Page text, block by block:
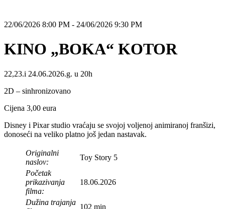
22/06/2026 8:00 PM - 24/06/2026 9:30 PM
KINO „BOKA“ KOTOR
22,23.i 24.06.2026.g. u 20h
2D – sinhronizovano
Cijena 3,00 eura
Disney i Pixar studio vraćaju se svojoj voljenoj animiranoj franšizi,
donoseći na veliko platno još jedan nastavak.
Originalni
naslov:
Toy Story 5
Početak
prikazivanja
filma:
18.06.2026
Dužina trajanja
102 min